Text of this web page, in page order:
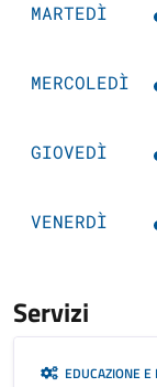
MARTEDÌ
MERCOLEDÌ
GIOVEDÌ
VENERDÌ
Servizi
EDUCAZIONE